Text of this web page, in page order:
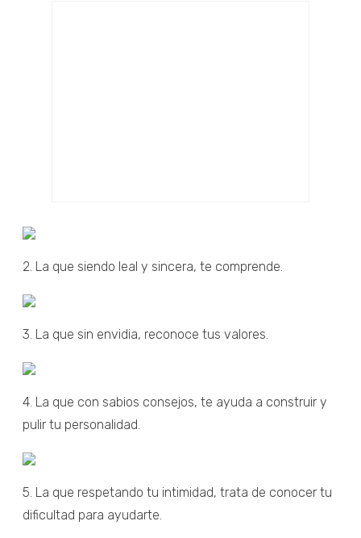
2. La que siendo leal y sincera, te comprende.
3. La que sin envidia, reconoce tus valores.
4. La que con sabios consejos, te ayuda a construir y
pulir tu personalidad.
5. La que respetando tu intimidad, trata de conocer tu
dificultad para ayudarte.